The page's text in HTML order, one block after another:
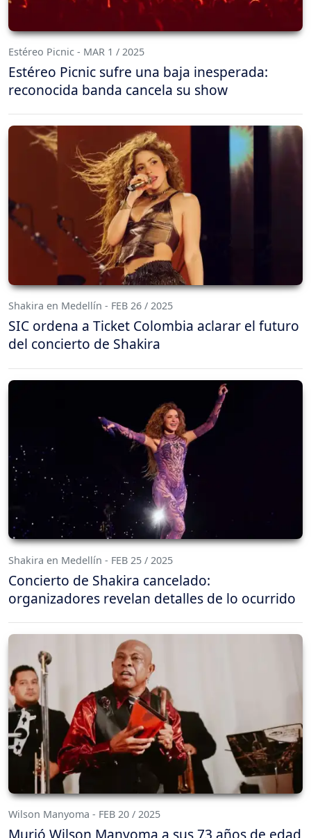
Estéreo Picnic - MAR 1 / 2025
Estéreo Picnic sufre una baja inesperada:
reconocida banda cancela su show
Shakira en Medellín - FEB 26 / 2025
SIC ordena a Ticket Colombia aclarar el futuro
del concierto de Shakira
Shakira en Medellín - FEB 25 / 2025
Concierto de Shakira cancelado:
organizadores revelan detalles de lo ocurrido
Wilson Manyoma - FEB 20 / 2025
Murió Wilson Manyoma a sus 73 años de edad